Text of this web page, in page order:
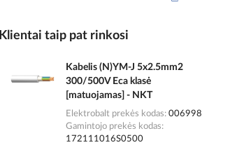
Klientai taip pat rinkosi
Kabelis (N)YM-J 5x2.5mm2
300/500V Eca klasė
[matuojamas] - NKT
Elektrobalt prekės kodas 006998
Gamintojo prekės kodas
172111016S0500